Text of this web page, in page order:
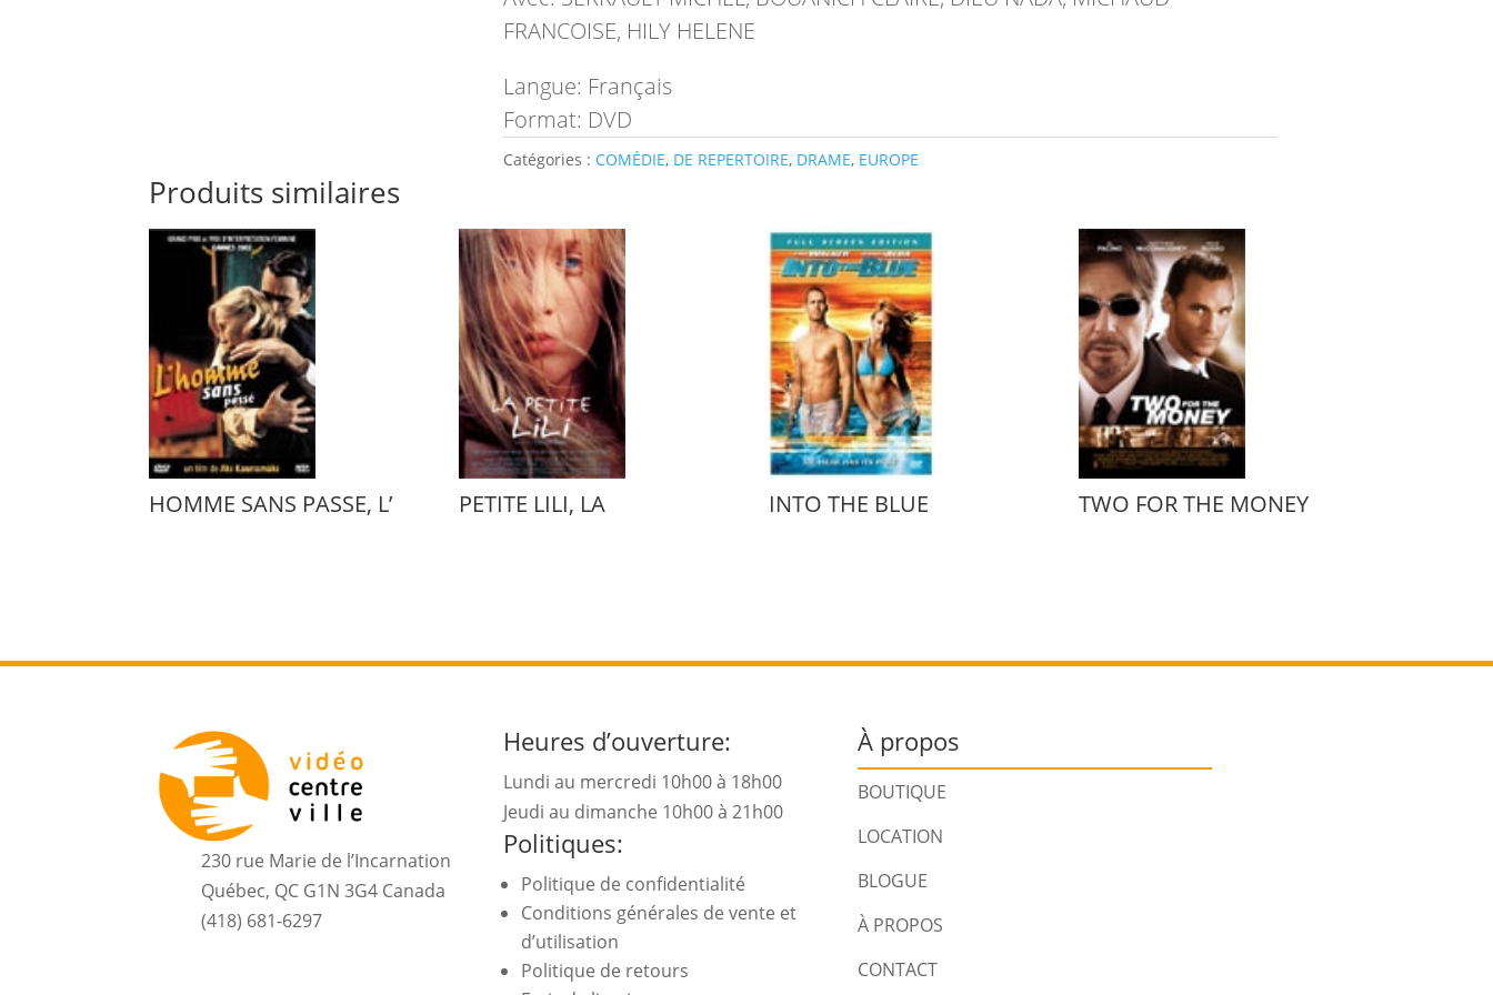
FRANCOISE, HILY HELENE
Langue: Français
Format: DVD
Catégories : COMÉDIE, DE REPERTOIRE, DRAME, EUROPE
Produits similaires
HOMME SANS PASSE, L’ PETITE LILI, LA INTO THE BLUE TWO FOR THE MONEY
230 rue Marie de l’Incarnation
Québec, QC G1N 3G4 Canada
(418) 681-6297
Heures d’ouverture:
Lundi au mercredi 10h00 à 18h00
Jeudi au dimanche 10h00 à 21h00
Politiques:
Politique de confidentialité
Conditions générales de vente et
d’utilisation
Politique de retours
À propos
BOUTIQUE
LOCATION
BLOGUE
À PROPOS
CONTACT